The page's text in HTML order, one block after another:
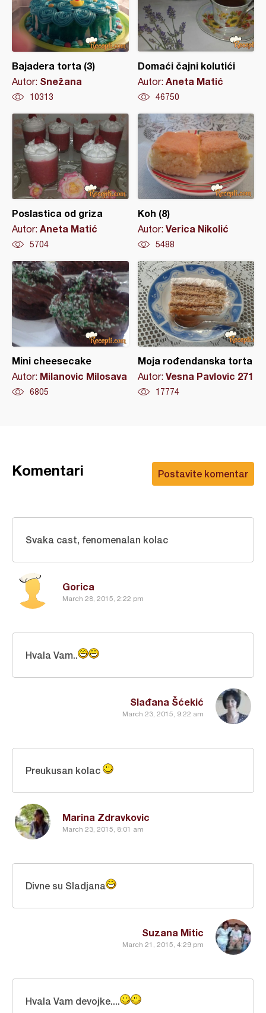
Bajadera torta (3)
Autor: Snežana
10313
Domaći čajni kolutići
Autor: Aneta Matić
46750
Poslastica od griza
Autor: Aneta Matić
5704
Koh (8)
Autor: Verica Nikolić
5488
Mini cheesecake
Autor: Milanovic Milosava
6805
Moja rođendanska torta
Autor: Vesna Pavlovic 271
17774
Postavite komentar
Komentari
Gorica
March 28, 2015, 2:22 pm
Svaka cast, fenomenalan kolac
Slađana Šćekić
March 23, 2015, 9:22 am
Hvala Vam..
Marina Zdravkovic
March 23, 2015, 8:01 am
Preukusan kolac
Suzana Mitic
March 21, 2015, 4:29 pm
Divne su Sladjana
Hvala Vam devojke....